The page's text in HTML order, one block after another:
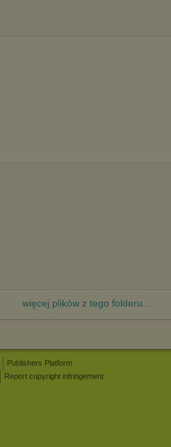
więcej plików z tego folderu...
Publishers Platform
Report copyright infringement